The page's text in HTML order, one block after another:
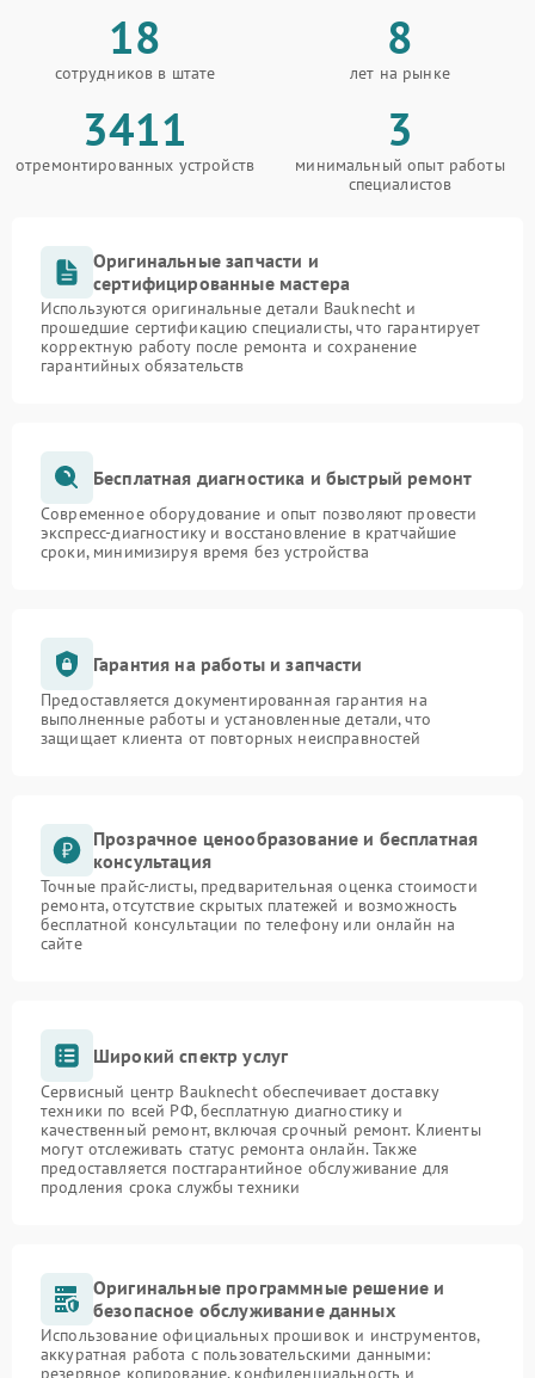
18
сотрудников в штате
8
лет на рынке
3411
отремонтированных устройств
3
минимальный опыт работы
специалистов
Оригинальные запчасти и
сертифицированные мастера
Используются оригинальные детали Bauknecht и
прошедшие сертификацию специалисты, что гарантирует
корректную работу после ремонта и сохранение
гарантийных обязательств
Бесплатная диагностика и быстрый ремонт
Современное оборудование и опыт позволяют провести
экспресс-диагностику и восстановление в кратчайшие
сроки, минимизируя время без устройства
Гарантия на работы и запчасти
Предоставляется документированная гарантия на
выполненные работы и установленные детали, что
защищает клиента от повторных неисправностей
Прозрачное ценообразование и бесплатная
консультация
Точные прайс-листы, предварительная оценка стоимости
ремонта, отсутствие скрытых платежей и возможность
бесплатной консультации по телефону или онлайн на
сайте
Широкий спектр услуг
Сервисный центр Bauknecht обеспечивает доставку
техники по всей РФ, бесплатную диагностику и
качественный ремонт, включая срочный ремонт. Клиенты
могут отслеживать статус ремонта онлайн. Также
предоставляется постгарантийное обслуживание для
продления срока службы техники
Оригинальные программные решение и
безопасное обслуживание данных
Использование официальных прошивок и инструментов,
аккуратная работа с пользовательскими данными:
резервное копирование, конфиденциальность и